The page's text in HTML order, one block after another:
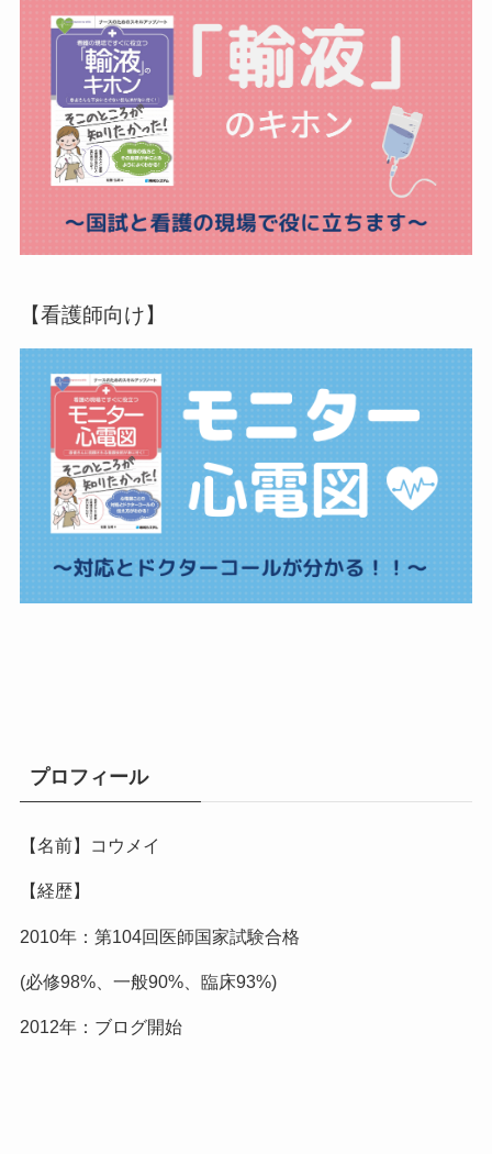
【看護師向け】
プロフィール
【名前】コウメイ
【経歴】
2010年：第104回医師国家試験合格
(必修98%、一般90%、臨床93%)
2012年：ブログ開始